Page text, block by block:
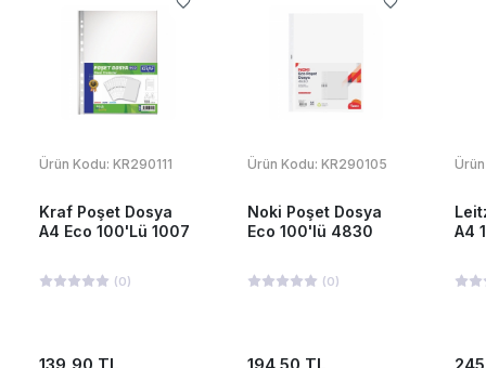
Ürün Kodu: KR290111
Kraf Poşet Dosya
A4 Eco 100'Lü 1007
(0)
Ürün Kodu: KR290105
Noki Poşet Dosya
Eco 100'lü 4830
(0)
A4